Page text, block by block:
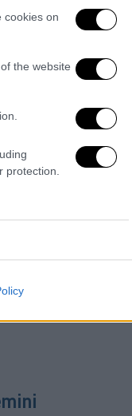
cookies on
the website
γρίπης